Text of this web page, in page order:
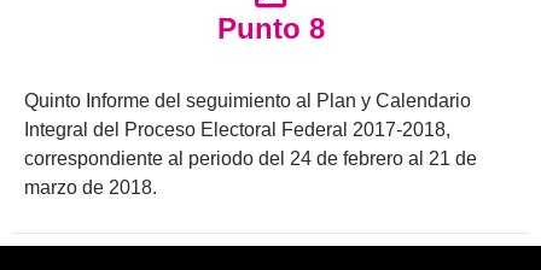
Punto 8
Quinto Informe del seguimiento al Plan y Calendario
Integral del Proceso Electoral Federal 2017-2018,
correspondiente al periodo del 24 de febrero al 21 de
marzo de 2018.